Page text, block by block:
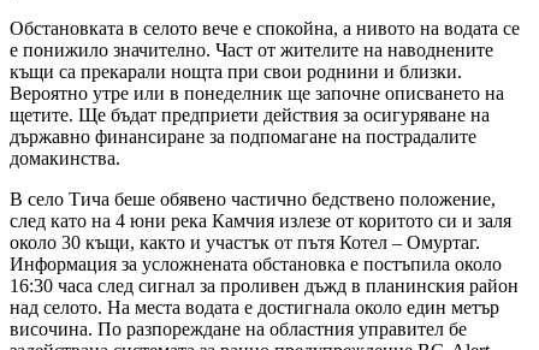
Обстановката в селото вече е спокойна, а нивото на водата се
е понижило значително. Част от жителите на наводнените
къщи са прекарали нощта при свои роднини и близки.
Вероятно утре или в понеделник ще започне описването на
щетите. Ще бъдат предприети действия за осигуряване на
държавно финансиране за подпомагане на пострадалите
домакинства.
В село Тича беше обявено частично бедствено положение,
след като на 4 юни река Камчия излезе от коритото си и заля
около 30 къщи, както и участък от пътя Котел – Омуртаг.
Информация за усложнената обстановка е постъпила около
16:30 часа след сигнал за проливен дъжд в планинския район
над селото. На места водата е достигнала около един метър
височина. По разпореждане на областния управител бе